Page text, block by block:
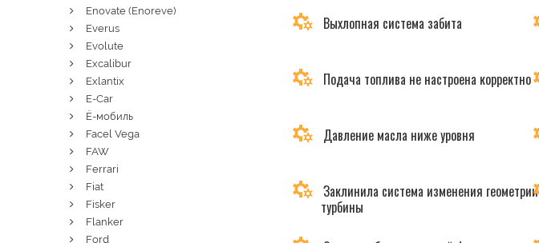
Выхлопная система забита
Подача топлива не настроена корректно
Давление масла ниже уровня
Заклинила система изменения геометрии
турбины
Enovate (Enoreve)
Everus
Evolute
Excalibur
Exlantix
E-Car
Ё-мобиль
Facel Vega
FAW
Ferrari
Fiat
Fisker
Flanker
Ford